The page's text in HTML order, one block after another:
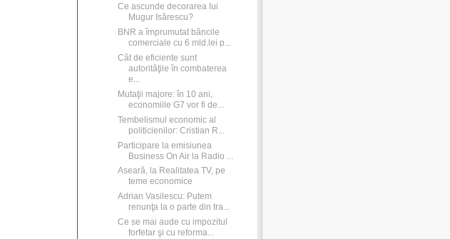
Ce ascunde decorarea lui
Mugur Isărescu?
BNR a împrumutat băncile
comerciale cu 6 mld.lei p...
Cât de eficiente sunt
autorităţile în combaterea
e...
Mutaţii majore: în 10 ani,
economiile G7 vor fi de...
Tembelismul economic al
politicienilor: Cristian R...
Participare la emisiunea
Business On Air la Radio ...
Aseară, la Realitatea TV, pe
teme economice
Adrian Vasilescu: Putem
renunţa la o parte din tra...
Ce se mai aude cu impozitul
forfetar şi cu reforma...